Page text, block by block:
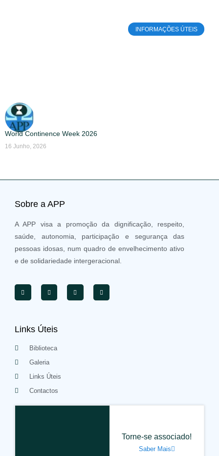
INFORMAÇÕES ÚTEIS
World Continence Week 2026
16 Junho, 2026
Sobre a APP
A APP visa a promoção da dignificação, respeito,
saúde, autonomia, participação e segurança das
pessoas idosas, num quadro de envelhecimento ativo
e de solidariedade intergeracional.
Links Úteis
Biblioteca
Galeria
Links Úteis
Contactos
Torne-se associado!
Saber Mais